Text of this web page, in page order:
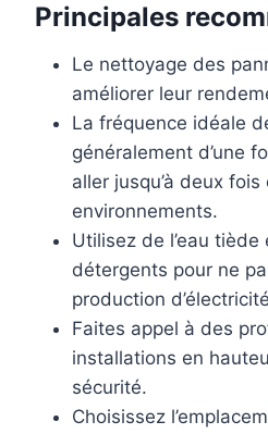
Principales
Le nettoyage des
améliorer leur
La fréquence idéale
généralement d’une
aller jusqu’à deux
environnements.
Utilisez de l’eau
détergents pour ne
production
Faites appel à des
installations en
sécurité.
Choisissez